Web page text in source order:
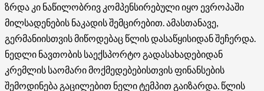
ზრდა კი ნაწილობრივ კომპენსირებული იყო ევროპაში
მილსადენების ნაკადის შემცირებით. ამასთანავე,
გერმანიისთვის მიწოდებაც წლის დასაწყისიდან შეჩერდა.
ნედლი ნავთობის საექსპორტო გადასახადებიდან
კრემლის საომარი მოქმედებებისთვის ფინანსების
შემოდინება გაცილებით ნელი ტემპით გაიზარდა. წლის